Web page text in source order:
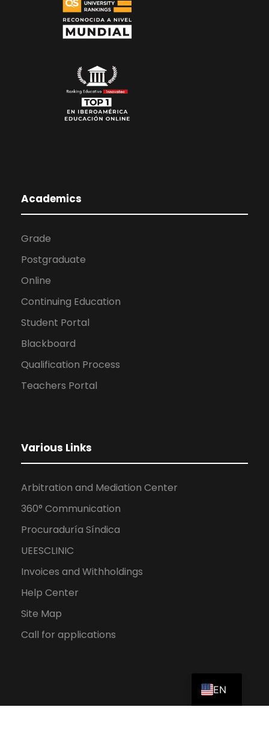
Academics
Grade
Postgraduate
Online
Continuing Education
Student Portal
Blackboard
Qualification Process
Teachers Portal
Various Links
Arbitration and Mediation Center
360° Communication
Procuraduría Síndica
UEESCLINIC
Invoices and Withholdings
Help Center
Site Map
Call for applications
EN